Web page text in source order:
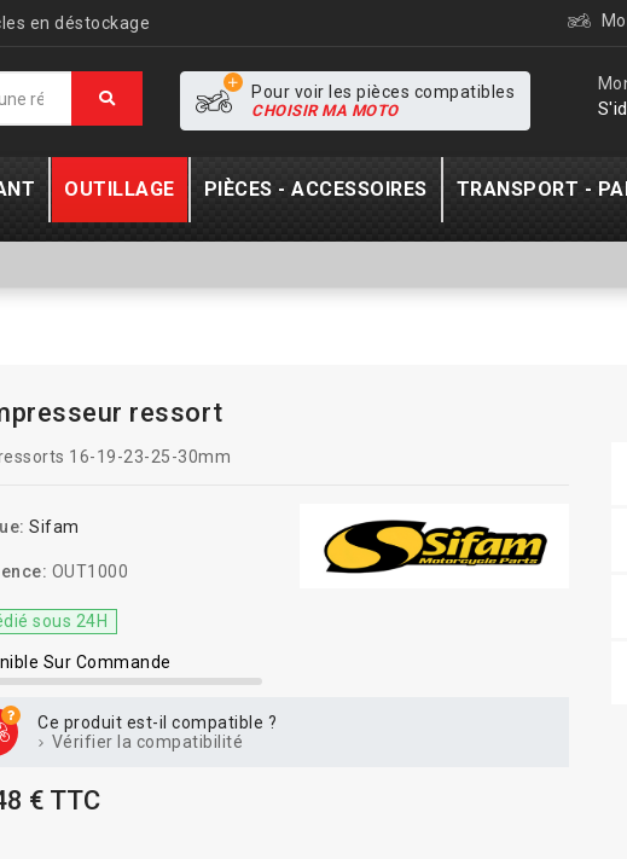
en déstockage
Pour voir les pièces compatibles
CHOISIR MA MOTO
OUTILLAGE PIÈCES - ACCESSOIRES TRANSPORT -
ressort
16-19-23-25-30mm
Sifam
OUT1000
sous 24H
Sur Commande
Ce produit est-il compatible ?
Vérifier la compatibilité
€ TTC